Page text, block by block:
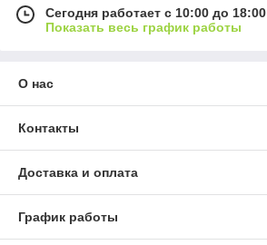
Сегодня работает с 10:00 до 18:00
Показать весь график работы
О нас
Контакты
Доставка и оплата
График работы